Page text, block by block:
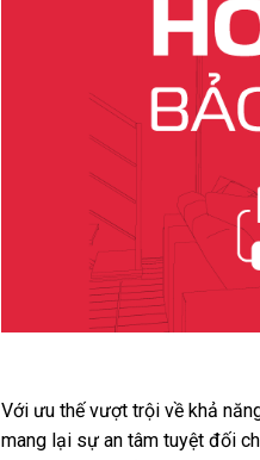
Với ưu thế vượt trội về khả
mang lại sự an tâm tuyệt đối